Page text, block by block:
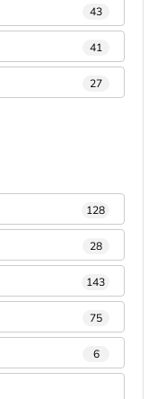
43
41
27
128
28
143
75
6